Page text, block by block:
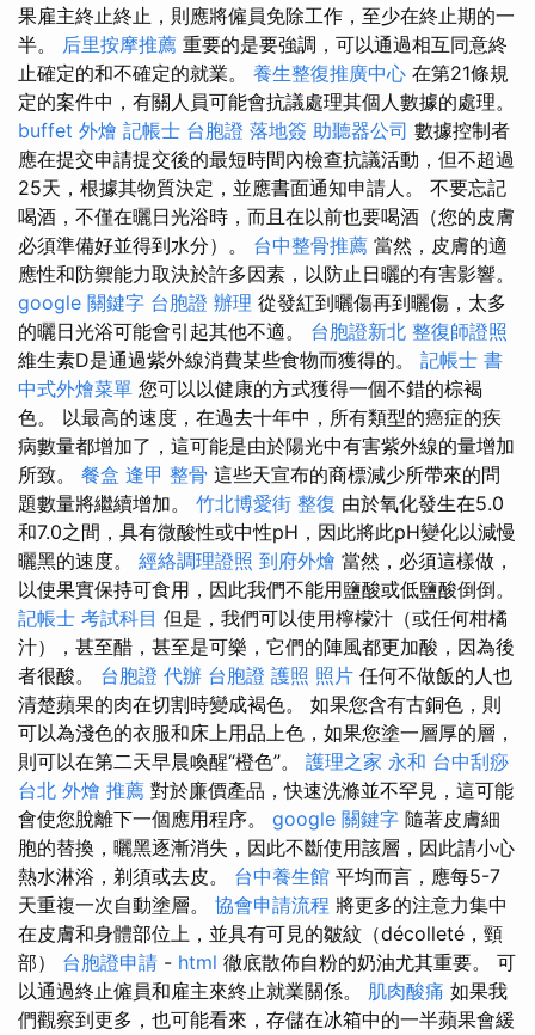
果雇主終止終止，則應將僱員免除工作，至少在終止期的一
半。 后里按摩推薦 重要的是要強調，可以通過相互同意終
止確定的和不確定的就業。 養生整復推廣中心 在第21條規
定的案件中，有關人員可能會抗議處理其個人數據的處理。
buffet 外燴 記帳士 台胞證 落地簽 助聽器公司 數據控制者
應在提交申請提交後的最短時間內檢查抗議活動，但不超過
25天，根據其物質決定，並應書面通知申請人。 不要忘記
喝酒，不僅在曬日光浴時，而且在以前也要喝酒（您的皮膚
必須準備好並得到水分）。 台中整骨推薦 當然，皮膚的適
應性和防禦能力取決於許多因素，以防止日曬的有害影響。
google 關鍵字 台胞證 辦理 從發紅到曬傷再到曬傷，太多
的曬日光浴可能會引起其他不適。 台胞證新北 整復師證照
維生素D是通過紫外線消費某些食物而獲得的。 記帳士 書
中式外燴菜單 您可以以健康的方式獲得一個不錯的棕褐
色。 以最高的速度，在過去十年中，所有類型的癌症的疾
病數量都增加了，這可能是由於陽光中有害紫外線的量增加
所致。 餐盒 逢甲 整骨 這些天宣布的商標減少所帶來的問
題數量將繼續增加。 竹北博愛街 整復 由於氧化發生在5.0
和7.0之間，具有微酸性或中性pH，因此將此pH變化以減慢
曬黑的速度。 經絡調理證照 到府外燴 當然，必須這樣做，
以使果實保持可食用，因此我們不能用鹽酸或低鹽酸倒倒。
記帳士 考試科目 但是，我們可以使用檸檬汁（或任何柑橘
汁），甚至醋，甚至是可樂，它們的陣風都更加酸，因為後
者很酸。 台胞證 代辦 台胞證 護照 照片 任何不做飯的人也
清楚蘋果的肉在切割時變成褐色。 如果您含有古銅色，則
可以為淺色的衣服和床上用品上色，如果您塗一層厚的層，
則可以在第二天早晨喚醒“橙色”。 護理之家 永和 台中刮痧
台北 外燴 推薦 對於廉價產品，快速洗滌並不罕見，這可能
會使您脫離下一個應用程序。 google 關鍵字 隨著皮膚細
胞的替換，曬黑逐漸消失，因此不斷使用該層，因此請小心
熱水淋浴，剃須或去皮。 台中養生館 平均而言，應每5-7
天重複一次自動塗層。 協會申請流程 將更多的注意力集中
在皮膚和身體部位上，並具有可見的皺紋（décolleté，頸
部） 台胞證申請 - html 徹底散佈自粉的奶油尤其重要。 可
以通過終止僱員和雇主來終止就業關係。 肌肉酸痛 如果我
們觀察到更多，也可能看來，存儲在冰箱中的一半蘋果會緩